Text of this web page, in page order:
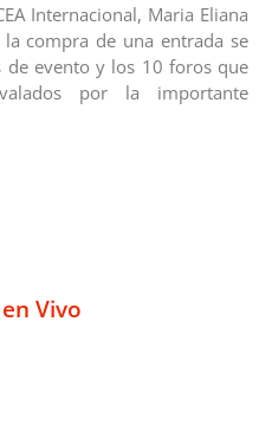
Internacional, Maria Eliana
compra de una entrada se
de evento y los 10 foros que
por la importante
Vivo